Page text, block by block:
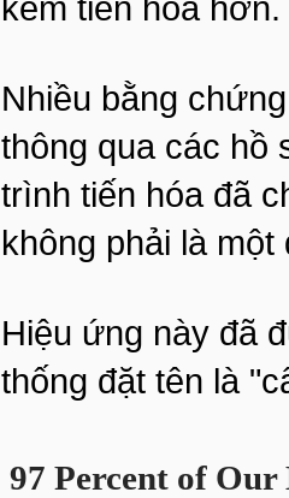
kém tiến hóa hơn.
Nhiều bằng
thông qua các hồ
trình tiến hóa đã
không phải là
Hiệu ứng này đã
thống đặt tên là
97 Percent of Our